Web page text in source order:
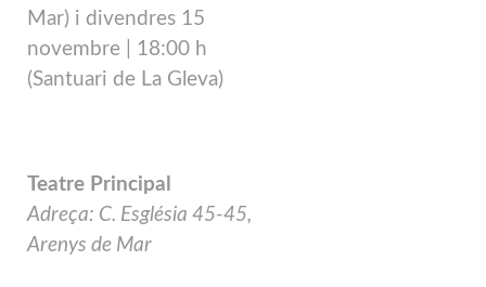
Mar) i divendres 15
novembre
18:00 h
(Santuari de La Gleva)
Teatre Principal
Adreça: C. Església 45-45,
Arenys de Mar